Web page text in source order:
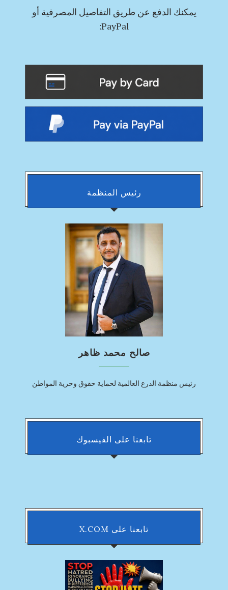
يمكنك الدفع عن طريق التفاصيل المصرفية أو
PayPal:
رئيس المنظمة
صالح محمد ظاهر
رئيس منظمة الدرع العالمية لحماية حقوق وحرية المواطن
تابعنا على الفيسبوك
تابعنا على X.COM